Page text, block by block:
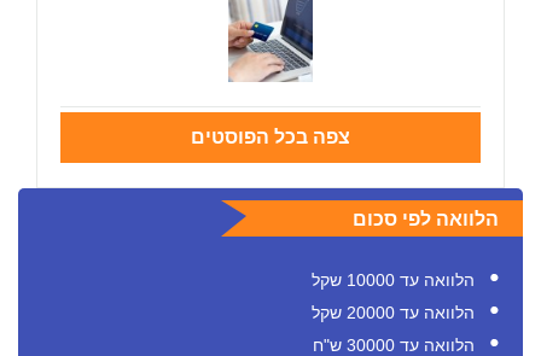
צפה בכל הפוסטים
הלוואה לפי סכום
הלוואה עד 10000 שקל
הלוואה עד 20000 שקל
הלוואה עד 30000 ש"ח